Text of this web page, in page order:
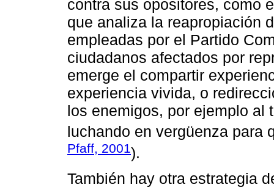
contra sus opositores, como
que analiza la reapropiación
empleadas por el Partido
ciudadanos afectados por
emerge el compartir
experiencia vivida, o
los enemigos, por ejemplo al
luchando en vergüenza para
Pfaff, 2001).
También hay otra estrategia